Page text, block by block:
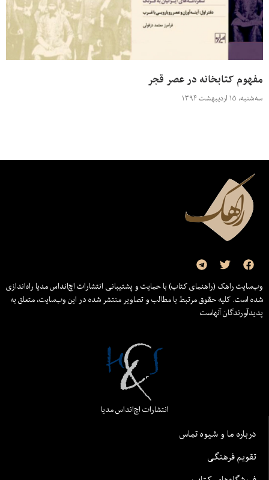
مفهوم کتابخانه در عصر قجر
سه‌شنبه، ۱۵ اردیبهشت ۱۳۹۴
وب‌سایت راهک (راهنمای کتاب) با حمایت و پشتیبانی انتشارات اچ‌اند‌اس مدیا راه‌اندازی
شده است. کلیه حقوق مرتبط با مطالب و تصاویر منتشر شده در این وب‌سایت، متعلق به
پدیدآورندگان آنهاست
انتشارات اچ‌اند‌اس مدیا
درباره ما و شیوه تماس
تقویم فرهنگی